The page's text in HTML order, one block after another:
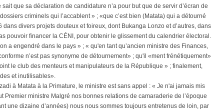
que sa déclaration de candidature n’a pour but que de servir d’écran de
criminels qui l’accablent » ; «que c’est bien (Matata) qui a détourné
divers projets douteux et foireux, dont Bukanga Lonzo et d’autres, dans
pouvoir financer la CÉNI, pour obtenir le glissement du calendrier électoral.
a engendré dans le pays » ; « qu'en tant qu’ancien ministre des Finances,
n’est pas synonyme de détournement» ; qu'il «ment frénétiquement»
le club des menteurs et manipulateurs de la République » ; finalement,
et inutilisables».
à Matata à la Primature, le ministre est sans appel : « Je n'ai jamais mis
Premier ministre Malgré nos bonnes relations de camaraderie de l’époque
une dizaine d’années) nous nous sommes toujours entretenus de loin, par